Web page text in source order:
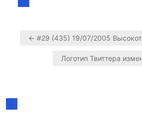
Навигация
← #29 (435) 19/07/2005
Логотип Твиттера